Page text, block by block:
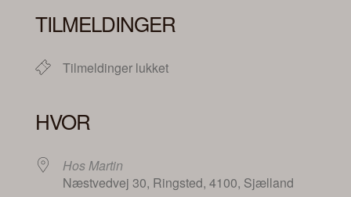
TILMELDINGER
Tilmeldinger lukket
HVOR
Hos Martin
Næstvedvej 30, Ringsted, 4100, Sjælland